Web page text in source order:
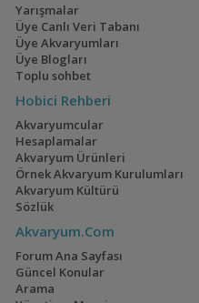
Yarışmalar
Üye Canlı Veri Tabanı
Üye Akvaryumları
Üye Blogları
Toplu sohbet
Hobici Rehberi
Akvaryumcular
Hesaplamalar
Akvaryum Ürünleri
Örnek Akvaryum Kurulumları
Akvaryum Kültürü
Sözlük
Akvaryum.Com
Forum Ana Sayfası
Güncel Konular
Arama